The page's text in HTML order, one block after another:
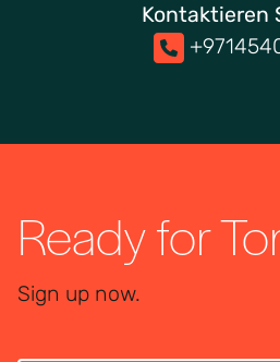
Kontaktieren
Ready for
Sign up now.